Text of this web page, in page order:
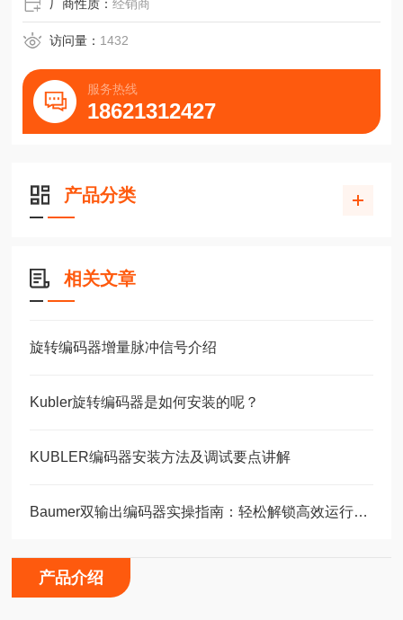
回转率：50V/μs
温度范围:允许的环境温度取决于摩擦产生的热量，间接取决
电子部分温
厂商性质：经销商
访问量： 1432
服务热线
18621312427
产品分类
相关文章
旋转编码器增量脉冲信号介绍
Kubler旋转编码器是如何安装的呢？
KUBLER编码器安装方法及调试要点讲解
Baumer双输出编码器实操指南：轻松解锁高效运行的核心步骤！
产品介绍